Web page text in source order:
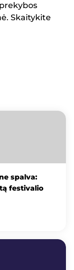
Skaitykite
spalva:
festivalio